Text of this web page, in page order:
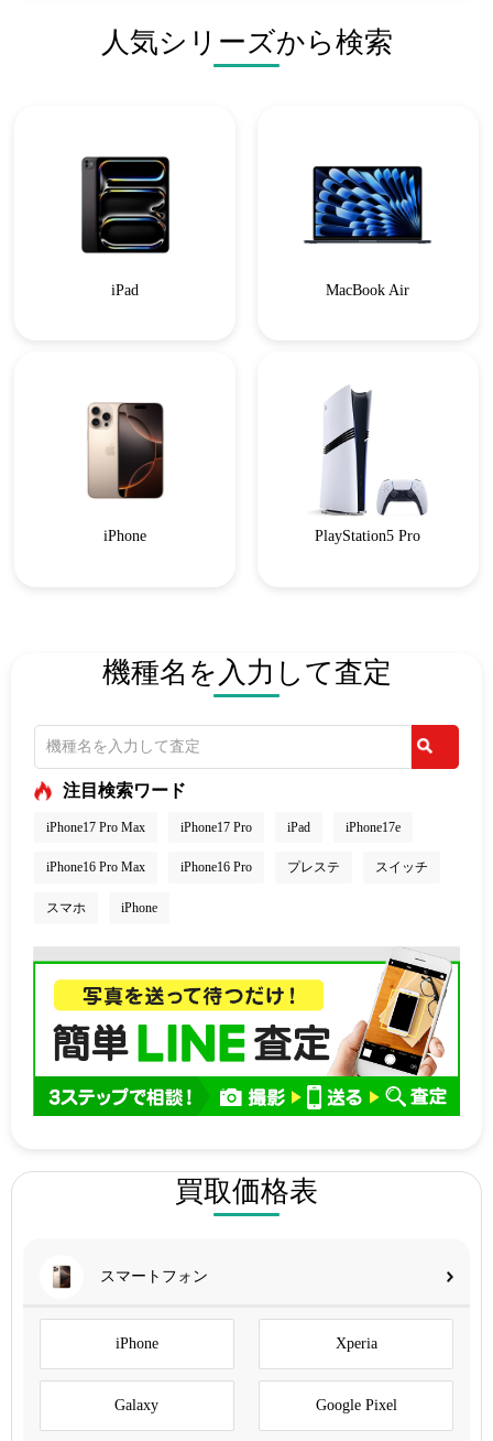
人気シリーズから検索
iPad MacBook Air
iPhone PlayStation5 Pro
機種名を入力して査定
注目検索ワード
iPhone17 Pro Max iPhone17 Pro iPad iPhone17e
iPhone16 Pro Max iPhone16 Pro プレステ スイッチ
スマホ iPhone
買取価格表
スマートフォン
iPhone Xperia
Galaxy Google Pixel